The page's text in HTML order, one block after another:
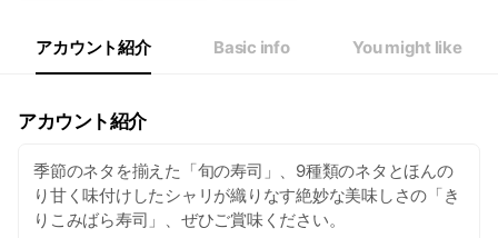
アカウント紹介 Basic info You might like
アカウント紹介
季節のネタを揃えた「旬の寿司」、9種類のネタとほんの
り甘く味付けしたシャリが織りなす絶妙な美味しさの「き
りこみばら寿司」、ぜひご賞味ください。